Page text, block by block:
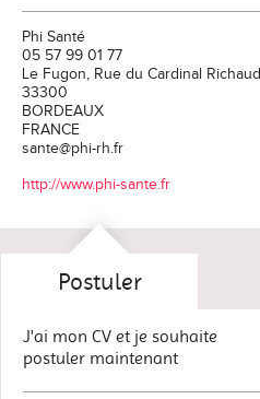
Phi Santé
05 57 99 01 77
Le Fugon, Rue du Cardinal Richaud
33300
BORDEAUX
FRANCE
sante@phi-rh.fr
http://www.phi-sante.fr
Postuler
J'ai mon CV et je souhaite
postuler maintenant